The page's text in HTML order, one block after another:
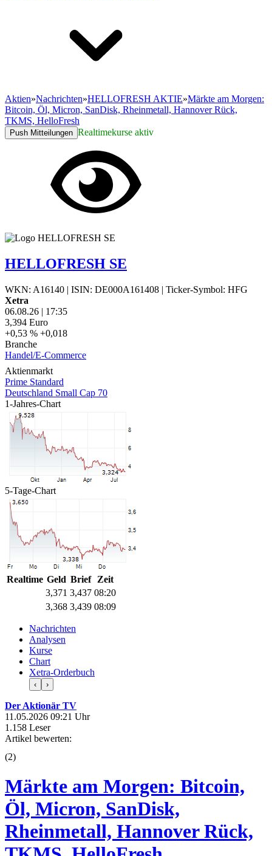
Aktien»Nachrichten»HELLOFRESH AKTIE»Märkte am Morgen:
Bitcoin, Öl, Micron, SanDisk, Rheinmetall, Hannover Rück,
TKMS, HelloFresh
Push Mitteilungen Realtimekurse aktiv
HELLOFRESH SE
WKN: A16140 | ISIN: DE000A161408 | Ticker-Symbol: HFG
Xetra
06.08.26 | 17:35
3,394 Euro
+0,53 % +0,018
Branche
Handel/E-Commerce
Aktienmarkt
Prime Standard
Deutschland Small Cap 70
1-Jahres-Chart
5-Tage-Chart
Realtime Geld Brief
Zeit
3,371 3,437 08:20
3,368 3,439 08:09
Nachrichten
Analysen
Kurse
Chart
Xetra-Orderbuch
‹ ›
Der Aktionär TV
11.05.2026 09:21 Uhr
1.158 Leser
Artikel bewerten:
(2)
Märkte am Morgen: Bitcoin,
Öl, Micron, SanDisk,
Rheinmetall, Hannover Rück,